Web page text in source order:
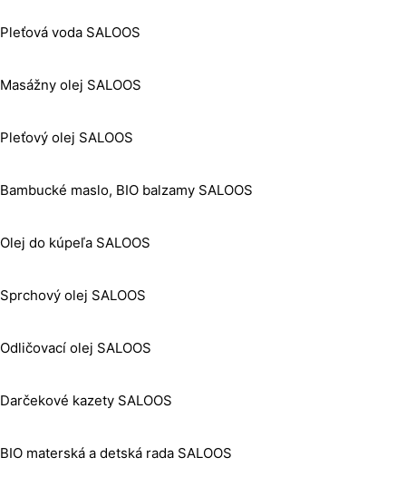
Pleťová voda SALOOS
Masážny olej SALOOS
Pleťový olej SALOOS
Bambucké maslo, BIO balzamy SALOOS
Olej do kúpeľa SALOOS
Sprchový olej SALOOS
Odličovací olej SALOOS
Darčekové kazety SALOOS
BIO materská a detská rada SALOOS